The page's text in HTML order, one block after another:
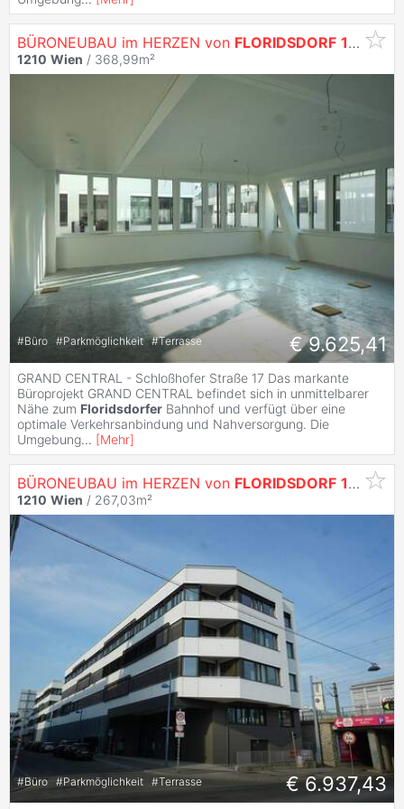
BÜRONEUBAU im HERZEN von FLORIDSDORF 1210
1210 Wien / 368,99m²
#Büro #Parkmöglichkeit #Terrasse € 9.625,41
GRAND CENTRAL - Schloßhofer Straße 17 Das markante
Büroprojekt GRAND CENTRAL befindet sich in unmittelbarer
Nähe zum Floridsdorfer Bahnhof und verfügt über eine
optimale Verkehrsanbindung und Nahversorgung. Die
Umgebung... [Mehr]
BÜRONEUBAU im HERZEN von FLORIDSDORF 1210
1210 Wien / 267,03m²
#Büro #Parkmöglichkeit #Terrasse € 6.937,43